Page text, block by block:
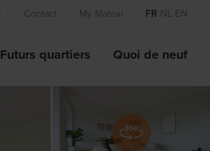
Contact My Matexi FR NL EN
Futurs quartiers Quoi de neuf